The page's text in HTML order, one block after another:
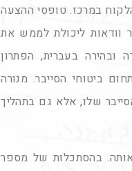
במרכז. טופסי ההצעה
וודאות ליכולת לממש את
ובהירה בעברית, הפתרון
ביטוחי הסייבר. מנורה
שלו, אלא גם בתהליך
אותה. בהסתכלות של מספר